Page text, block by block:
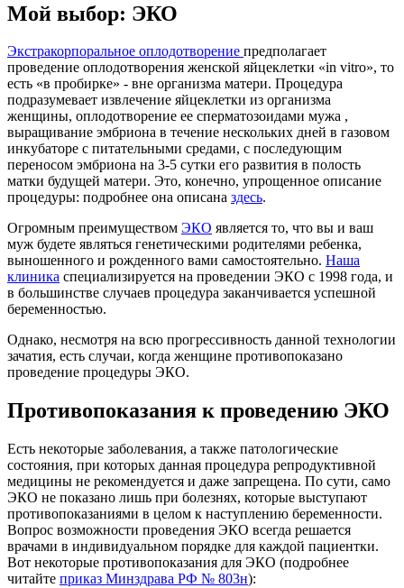
Мой выбор: ЭКО
Экстракорпоральное оплодотворение предполагает
проведение оплодотворения женской яйцеклетки «in vitro», то
есть «в пробирке» - вне организма матери. Процедура
подразумевает извлечение яйцеклетки из организма
женщины, оплодотворение ее сперматозоидами мужа ,
выращивание эмбриона в течение нескольких дней в газовом
инкубаторе с питательными средами, с последующим
переносом эмбриона на 3-5 сутки его развития в полость
матки будущей матери. Это, конечно, упрощенное описание
процедуры: подробнее она описана здесь.
Огромным преимуществом ЭКО является то, что вы и ваш
муж будете являться генетическими родителями ребенка,
выношенного и рожденного вами самостоятельно. Наша
клиника специализируется на проведении ЭКО с 1998 года, и
в большинстве случаев процедура заканчивается успешной
беременностью.
Однако, несмотря на всю прогрессивность данной технологии
зачатия, есть случаи, когда женщине противопоказано
проведение процедуры ЭКО.
Противопоказания к проведению ЭКО
Есть некоторые заболевания, а также патологические
состояния, при которых данная процедура репродуктивной
медицины не рекомендуется и даже запрещена. По сути, само
ЭКО не показано лишь при болезнях, которые выступают
противопоказаниями в целом к наступлению беременности.
Вопрос возможности проведения ЭКО всегда решается
врачами в индивидуальном порядке для каждой пациентки.
Вот некоторые противопоказания для ЭКО (подробнее
читайте приказ Минздрава РФ № 803н):